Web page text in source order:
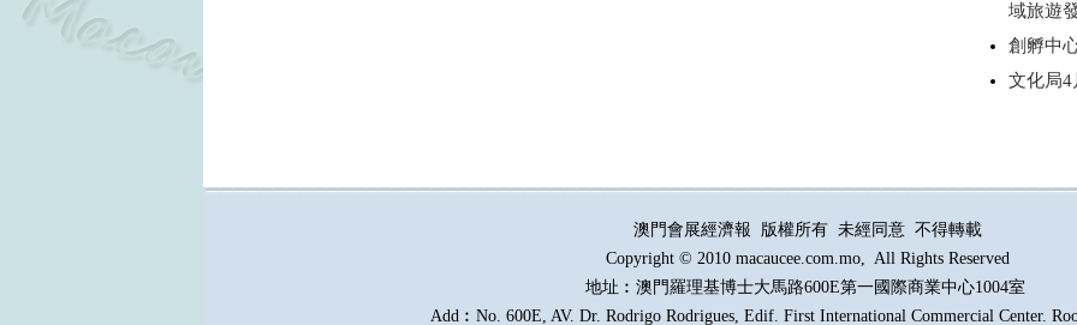
域旅遊
創孵中
文化局
澳門會展經濟報 版權所有 未經同意 不得轉載
Copyright © 2010 macaucee.com.mo, All Rights Reserved
地址︰澳門羅理基博士大馬路600E第一國際商業中心1004室
Add︰No. 600E, AV. Dr. Rodrigo Rodrigues, Edif. First International Commercial Center.